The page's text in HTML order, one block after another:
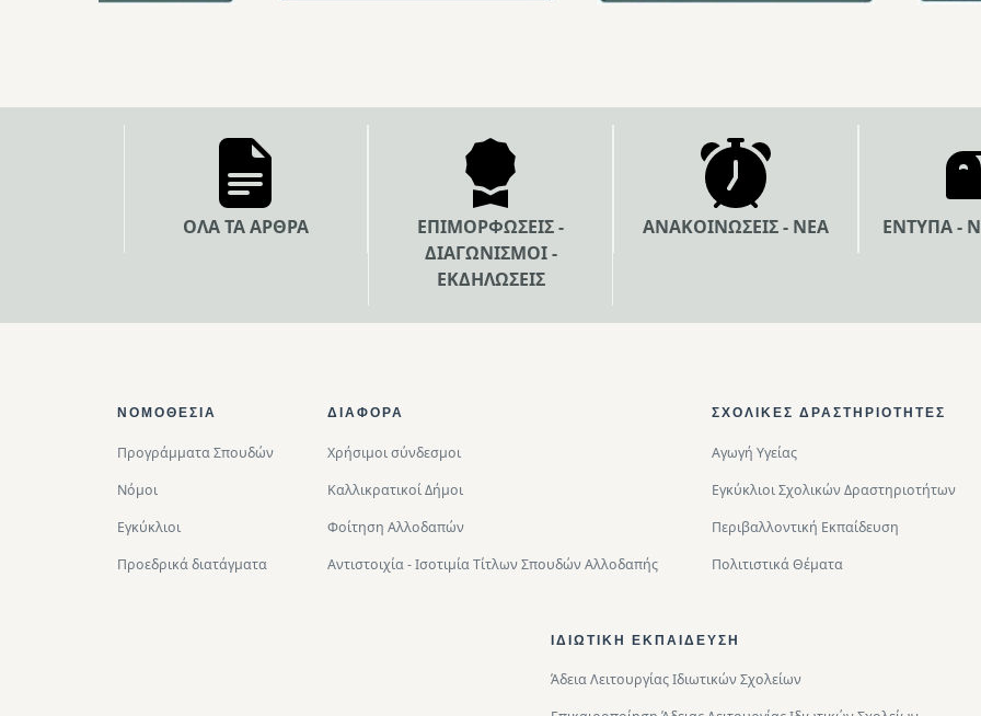
ΟΛΑ ΤΑ ΑΡΘΡΑ
ΕΠΙΜΟΡΦΩΣΕΙΣ -
ΔΙΑΓΩΝΙΣΜΟΙ -
ΕΚΔΗΛΩΣΕΙΣ
ΑΝΑΚΟΙΝΩΣΕΙΣ - ΝΕΑ ΕΝΤΥΠΑ -
Footer Top
ΝΟΜΟΘΕΣΊΑ
Προγράμματα Σπουδών
Νόμοι
Εγκύκλιοι
Προεδρικά διατάγματα
ΔΙΑΦΟΡΑ
Χρήσιμοι σύνδεσμοι
Καλλικρατικοί Δήμοι
Φοίτηση Αλλοδαπών
Αντιστοιχία - Ισοτιμία Τίτλων Σπουδών Αλλοδαπής
ΣΧΟΛΙΚΈΣ ΔΡΑΣΤΗΡΙΌΤΗΤΕΣ
Αγωγή Υγείας
Εγκύκλιοι Σχολικών Δραστηριοτήτων
Περιβαλλοντική Eκπαίδευση
Πολιτιστικά Θέματα
ΙΔΙΩΤΙΚΉ ΕΚΠΑΊΔΕΥΣΗ
Άδεια Λειτουργίας Ιδιωτικών Σχολείων